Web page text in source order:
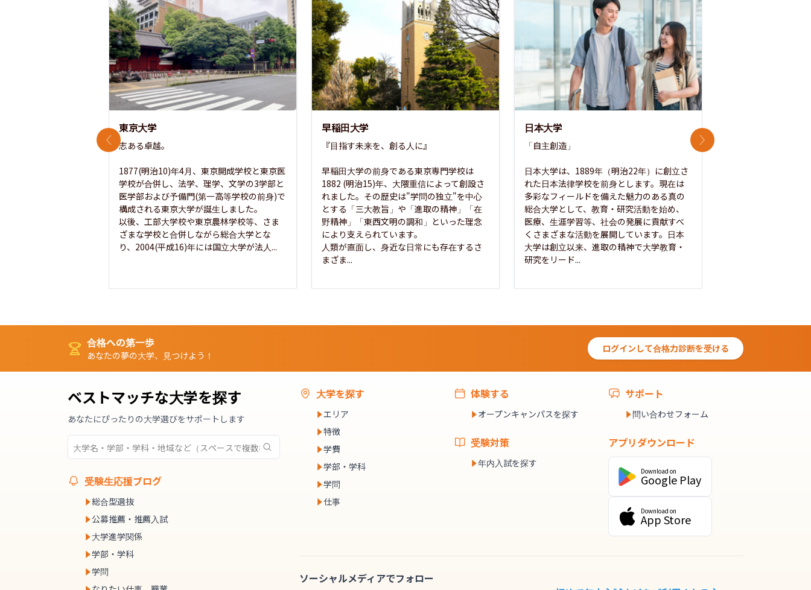
東京大学
志ある卓越。
1877(明治10)年4月、東京開成学校と東京医
学校が合併し、法学、理学、文学の3学部と
医学部および予備門(第一高等学校の前身)で
構成される東京大学が誕生しました。
以後、工部大学校や東京農林学校等、さま
ざまな学校と合併しながら総合大学とな
り、2004(平成16)年には国立大学が法人...
早稲田大学
『目指す未来を、創る人に』
早稲田大学の前身である東京専門学校は
1882 (明治15)年、大隈重信によって創設さ
れました。その歴史は"学問の独立"を中心
とする「三大教旨」や「進取の精神」「在
野精神」「東西文明の調和」といった理念
により支えられています。
人類が直面し、身近な日常にも存在するさ
まざま...
日本大学
「自主創造」
日本大学は、1889年（明治22年）に創立さ
れた日本法律学校を前身とします。現在は
多彩なフィールドを備えた魅力のある真の
総合大学として、教育・研究活動を始め、
医療、生涯学習等、社会の発展に貢献すべ
くさまざまな活動を展開しています。日本
大学は創立以来、進取の精神で大学教育・
研究をリード...
前のスライド 次のスライド
合格への第一歩
あなたの夢の大学、見つけよう！
ログインして合格力診断を受ける
ベストマッチな大学を探す
あなたにぴったりの大学選びをサポートします
受験生応援ブログ
総合型選抜
公募推薦・推薦入試
大学進学関係
学部・学科
学問
大学を探す
エリア
特徴
学費
学部・学科
学問
仕事
体験する
オープンキャンパスを探す
受験対策
年内入試を探す
サポート
問い合わせフォーム
アプリダウンロード
Download on
Google Play
Download on
App Store
ソーシャルメディアでフォロー